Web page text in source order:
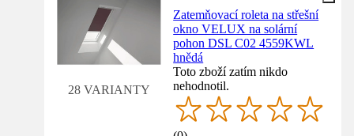
28 VARIANTY
Zatemňovací roleta na střešní
okno VELUX na solární
pohon DSL C02 4559KWL
hnědá
Toto zboží zatím nikdo
nehodnotil.